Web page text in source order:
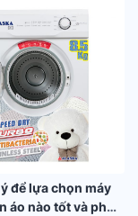
để lựa chọn máy
áo nào tốt và phù